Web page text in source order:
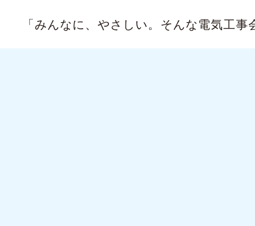
「みんなに、やさしい。 そんな電気工事